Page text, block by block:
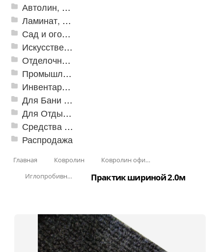
Автолин, Транслин, Линолеум
Ламинат, Кварцвиниловая плитка SPC
Сад и огород
Искусственная трава
Отделочные профили
Промышленный текстиль
Инвентарь для клининга
Для Бани и Сауны
Для Отдыха и Пикника
Средства от насекомых и садовых вредителей
Распродажа
Главная Ковролин
Ковролин офисный
Иглопробивное покрытие на резине "Практик"
Практик шириной 2.0м